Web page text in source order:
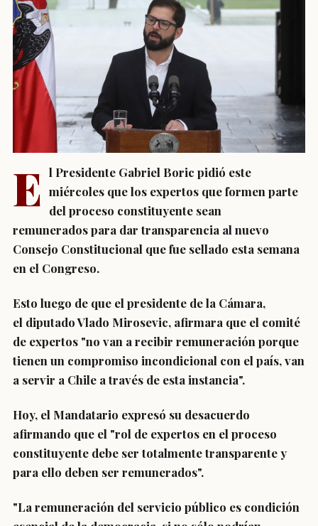
E l Presidente Gabriel Boric pidió este
miércoles que los expertos que formen parte
del proceso constituyente sean
remunerados para dar transparencia al nuevo
Consejo Constitucional que fue sellado esta semana
en el Congreso.
Esto luego de que el presidente de la Cámara,
el diputado Vlado Mirosevic, afirmara que el comité
de expertos "no van a recibir remuneración porque
tienen un compromiso incondicional con el país, van
a servir a Chile a través de esta instancia".
Hoy, el Mandatario expresó su desacuerdo
afirmando que el "rol de expertos en el proceso
constituyente debe ser totalmente transparentey
para ello deben ser remunerados".
"La remuneración del servicio público es condición